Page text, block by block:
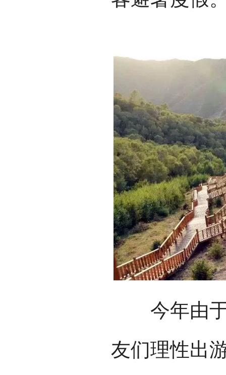
今年由于
友们理性出